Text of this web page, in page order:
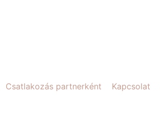
Csatlakozás partnerként Kapcsolat